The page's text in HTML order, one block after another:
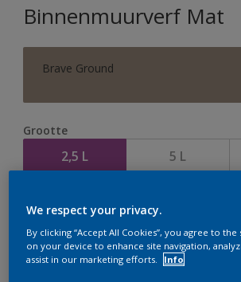
Binnenmuurverf Mat
Brave Ground
Grootte
2,5 L 5 L
We respect your privacy.
By clicking “Accept All Cookies”, you agree to
on your device to enhance site navigation,
assist in our marketing efforts.
Info